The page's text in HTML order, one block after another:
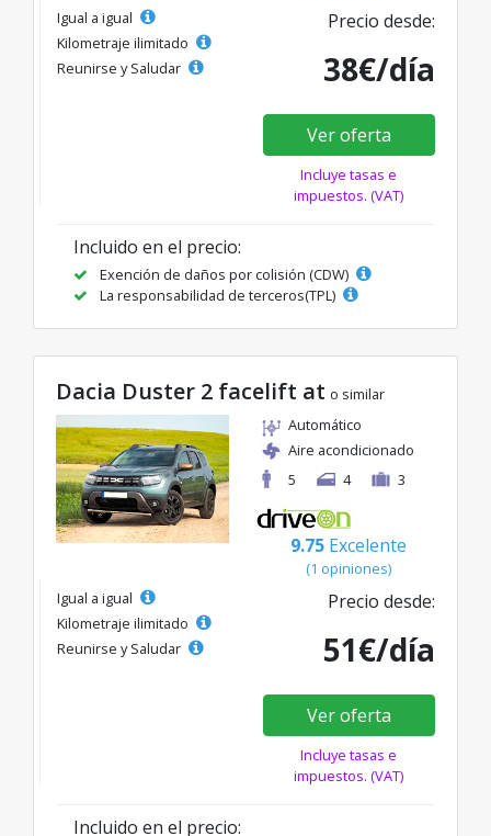
Igual a igual
Kilometraje ilimitado
Reunirse y Saludar
Precio desde:
38€/día
Ver oferta
Incluye tasas e
impuestos. (VAT)
Incluido en el precio:
Exención de daños por colisión (CDW)
La responsabilidad de terceros(TPL)
Dacia Duster 2 facelift at o similar
Automático
Aire acondicionado
5
4 3
9.75 Excelente
(1 opiniones)
Igual a igual
Kilometraje ilimitado
Reunirse y Saludar
Precio desde:
51€/día
Ver oferta
Incluye tasas e
impuestos. (VAT)
Incluido en el precio: